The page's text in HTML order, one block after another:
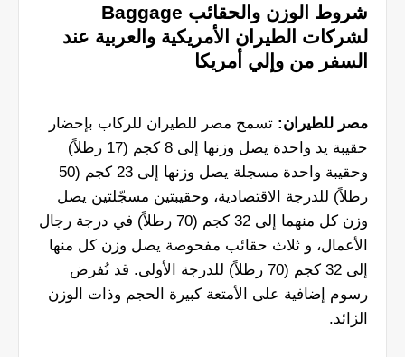
شروط الوزن والحقائب Baggage
لشركات الطيران الأمريكية والعربية عند
السفر من وإلي أمريكا
مصر للطيران: تسمح مصر للطيران للركاب بإحضار
حقيبة يد واحدة يصل وزنها إلى 8 كجم (17 رطلاً)
وحقيبة واحدة مسجلة يصل وزنها إلى 23 كجم (50
رطلاً) للدرجة الاقتصادية، وحقيبتين مسجّلتين يصل
وزن كل منهما إلى 32 كجم (70 رطلاً) في درجة رجال
الأعمال، و ثلاث حقائب مفحوصة يصل وزن كل منها
إلى 32 كجم (70 رطلاً) للدرجة الأولى. قد تُفرض
رسوم إضافية على الأمتعة كبيرة الحجم وذات الوزن
الزائد.